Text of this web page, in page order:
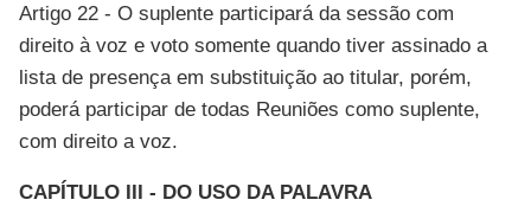
Artigo 22 - O suplente participará da sessão com
direito à voz e voto somente quando tiver assinado a
lista de presença em substituição ao titular, porém,
poderá participar de todas Reuniões como suplente,
com direito a voz.
CAPÍTULO III - DO USO DA PALAVRA